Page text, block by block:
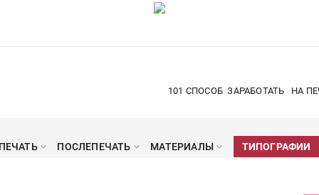
101 СПОСОБ ЗАРАБОТАТЬ НА
ПЕЧАТЬ ПОСЛЕПЕЧАТЬ МАТЕРИАЛЫ ТИПОГРАФИИ